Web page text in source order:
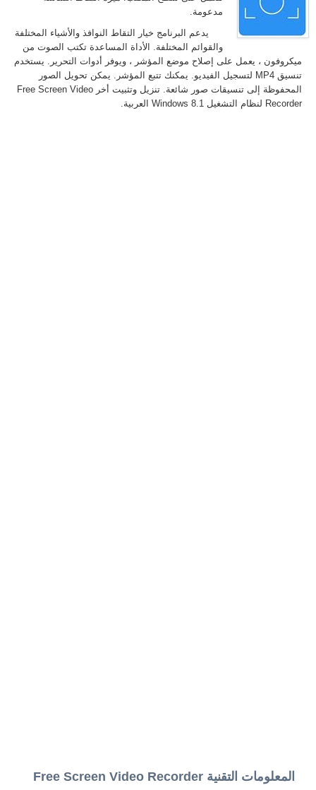
مدعومة.
يدعم البرنامج خيار التقاط النوافذ والأشياء المختلفة
والقوائم المختلفة. الأداة المساعدة تكتب الصوت من
ميكروفون ، يعمل على إصلاح موضع المؤشر ، ويوفر أدوات التحرير. يستخدم
تنسيق MP4 لتسجيل الفيديو. يمكنك تتبع المؤشر. يمكن تحويل الصور
المحفوظة إلى تنسيقات صور شائعة. تنزيل وتثبيت أخر Free Screen Video
Recorder لنظام التشغيل Windows 8.1 العربية.
المعلومات التقنية Free Screen Video Recorder